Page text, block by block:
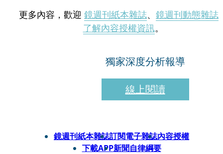
更多內容，歡迎 鏡週刊紙本雜誌、 鏡週刊動態雜誌
了解內容授權資訊。
獨家深度分析報導
線上閱讀
鏡週刊紙本雜誌訂閱電子雜誌內容授權
下載APP新聞自律綱要